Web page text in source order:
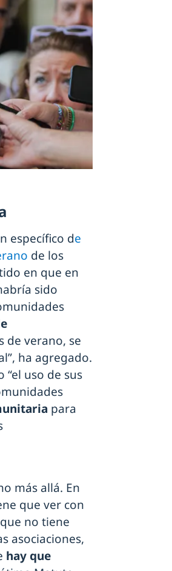
específico de
de los
en que en
sido
de verano, se
ha agregado.
uso de sus
para
más allá. En
que ver con
no tiene
asociaciones,
hay que